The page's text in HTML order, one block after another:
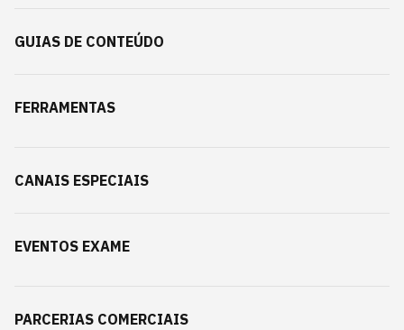
GUIAS DE CONTEÚDO
FERRAMENTAS
CANAIS ESPECIAIS
EVENTOS EXAME
PARCERIAS COMERCIAIS